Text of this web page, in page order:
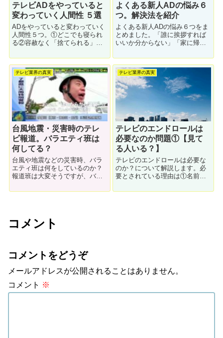
テレビADをやっていると
変わっていく人間性 ５選
ADをやっていると変わっていく
人間性５つ。①どこでも寝られ
る②容赦なく「捨てられる」③
時間感覚が狂う⑤喋るようにな
る。それぞれについて解説しま
す。
よくある新人ADの悩み６
つ。解決法を紹介
よくある新人ADの悩み６つをま
とめました。「誰に挨拶すれば
いいか分からない」「家に帰れ
輩ADと合わない」「パワハラさ
れる」「同期と仲良くなりた
い」それぞれの解決方法を解説
します。
テレビ業界の真実
台風地震・災害時のテレ
ビ報道。バラエティ班は
何してる？
台風や地震などの災害時、バラ
エティ班は何をしているのか？
報道班は大変そうですが、バラ
なったりお蔵入りになったりし
テレビ業界の真実
テレビのエンドロールは
必要なのか問題①【見て
る人いる？】
テレビのエンドロールは必要な
のか？について解説します。必
要とされている理由は①名前が
の気遣い③他の番組のスタッフ
コメント
コメントをどうぞ
メールアドレスが公開されることはありません。
コメント ※